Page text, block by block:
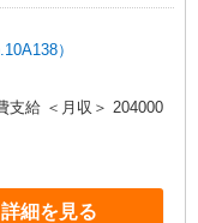
）
支給 ＜月収＞ 204000
詳細を見る